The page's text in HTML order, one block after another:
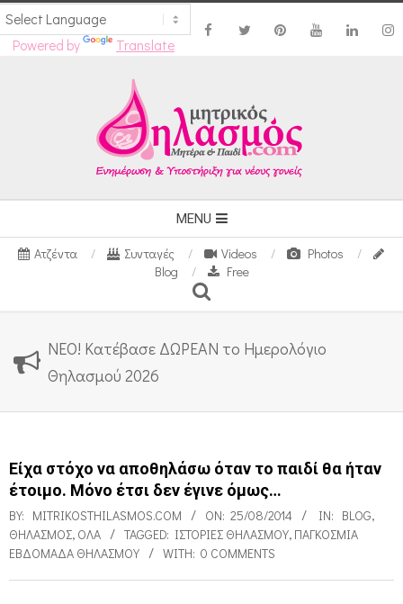
Powered by Translate
Navigation
Menu
MENU
Ατζέντα Συνταγές Videos
Photos
Blog
Free
Search
ΝΕΟ! Κατέβασε ΔΩΡΕΑΝ το Ημερολόγιο
Θηλασμού 2026
Είχα στόχο να αποθηλάσω όταν το παιδί θα ήταν
έτοιμο. Μόνο έτσι δεν έγινε όμως…
BY: MITRIKOSTHILASMOS.COM ON: 25/08/2014 IN: BLOG,
ΘΗΛΑΣΜΌΣ, ΌΛΑ TAGGED: ΙΣΤΟΡΊΕΣ ΘΗΛΑΣΜΟΎ, ΠΑΓΚΌΣΜΙΑ
ΕΒΔΟΜΆΔΑ ΘΗΛΑΣΜΟΎ
WITH: 0 COMMENTS